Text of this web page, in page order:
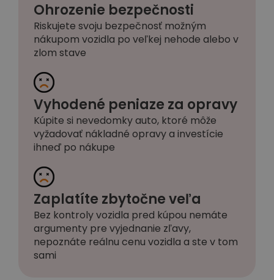
Ohrozenie bezpečnosti
Riskujete svoju bezpečnosť možným
nákupom vozidla po veľkej nehode alebo v
zlom stave
Vyhodené peniaze za opravy
Kúpite si nevedomky auto, ktoré môže
vyžadovať nákladné opravy a investície
ihneď po nákupe
Zaplatíte zbytočne veľa
Bez kontroly vozidla pred kúpou nemáte
argumenty pre vyjednanie zľavy,
nepoznáte reálnu cenu vozidla a ste v tom
sami